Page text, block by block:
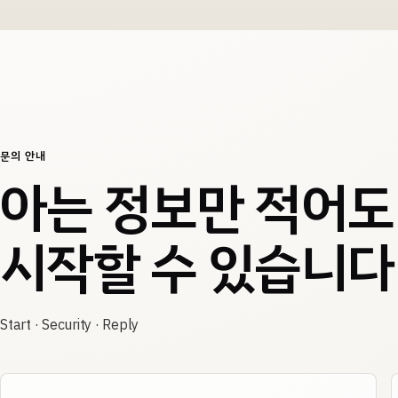
문의 안내
아는 정보만 적어
시작할 수 있습니다
Start · Security · Reply